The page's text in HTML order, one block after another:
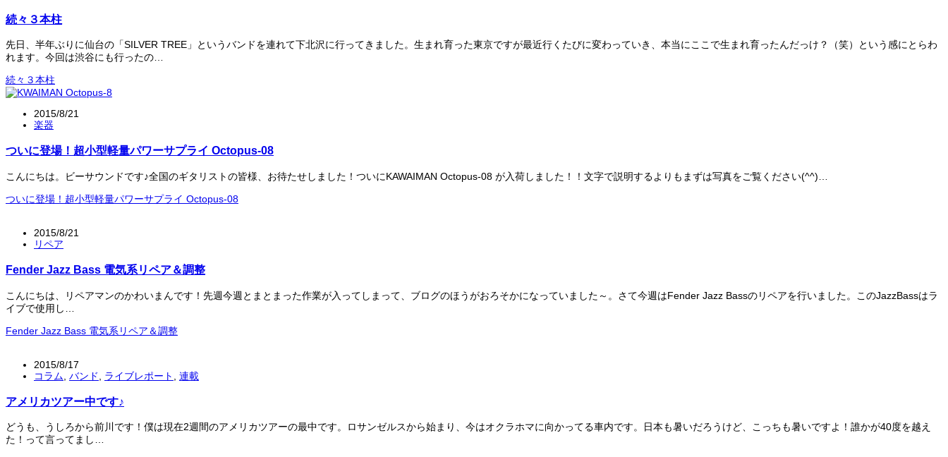
続々３本柱
先日、半年ぶりに仙台の「SILVER TREE」というバンドを連れて下北沢に行ってきました。生まれ育った東京ですが最近行くたびに変わっていき、本当にここで生まれ育ったんだっけ？（笑）という感にとらわ
れます。今回は渋谷にも行ったの…
続々３本柱
2015/8/21
楽器
ついに登場！超小型軽量パワーサプライ Octopus-08
こんにちは。ビーサウンドです♪全国のギタリストの皆様、お待たせしました！ついにKAWAIMAN Octopus-08 が入荷しました！！文字で説明するよりもまずは写真をご覧ください(^^)…
ついに登場！超小型軽量パワーサプライ Octopus-08
2015/8/21
リペア
Fender Jazz Bass 電気系リペア＆調整
こんにちは、リペアマンのかわいまんです！先週今週とまとまった作業が入ってしまって、ブログのほうがおろそかになっていました～。さて今週はFender Jazz Bassのリペアを行いました。このJazzBassはラ
イブで使用し…
Fender Jazz Bass 電気系リペア＆調整
2015/8/17
コラム バンド ライブレポート 連載
アメリカツアー中です♪
どうも、うしろから前川です！僕は現在2週間のアメリカツアーの最中です。ロサンゼルスから始まり、今はオクラホマに向かってる車内です。日本も暑いだろうけど、こっちも暑いですよ！誰かが40度を越え
た！って言ってまし…